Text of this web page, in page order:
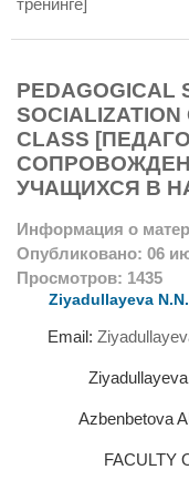
PEDAGOGICAL
SOCIALIZATION
CLASS
УЧАЩИХСЯ В
Информация о
Опубликовано: 06
Просмотров: 1435
Ziyadullayeva
Email:
Azbenbetova
FACULTY